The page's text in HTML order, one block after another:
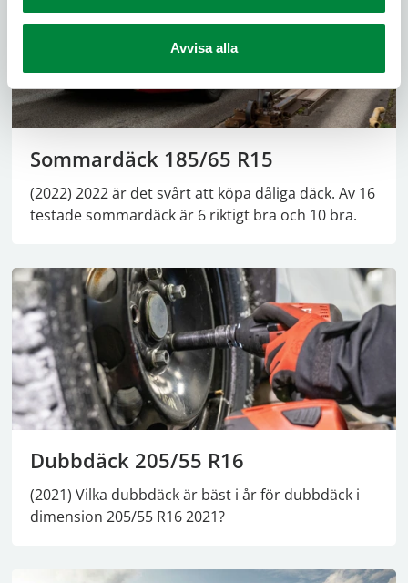
Avvisa alla
Sommardäck 185/65 R15
(2022) 2022 är det svårt att köpa dåliga däck. Av 16
testade sommardäck är 6 riktigt bra och 10 bra.
Dubbdäck 205/55 R16
(2021) Vilka dubbdäck är bäst i år för dubbdäck i
dimension 205/55 R16 2021?